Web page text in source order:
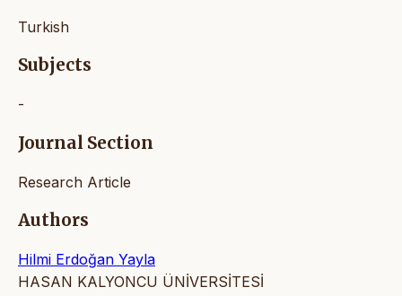
Turkish
Subjects
-
Journal Section
Research Article
Authors
Hilmi Erdoğan Yayla
HASAN KALYONCU ÜNİVERSİTESİ